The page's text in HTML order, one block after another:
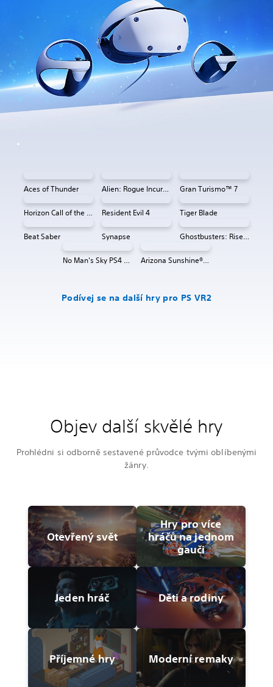
Aces of Thunder Alien: Rogue Incursion VR Gran Turismo™ 7
Horizon Call of the Mountain™ Resident Evil 4 Tiger Blade
Beat Saber Synapse Ghostbusters: Rise of the Ghost Lord
No Man's Sky PS4 & PS5 Arizona Sunshine® VR 2
Podívej se na další hry pro PS VR2
Objev další skvělé hry
Prohlédni si odborně sestavené průvodce tvými oblíbenými
žánry.
Otevřený svět
Hry pro více
hráčů na jednom
gauči
Jeden hráč Děti a rodiny
Příjemné hry Moderní remaky